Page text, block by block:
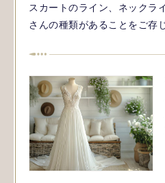
スカートのライン、ネックラ
さんの種類があることをご存